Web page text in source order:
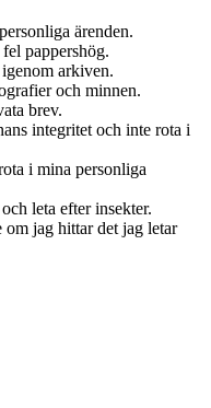
ärenden.
pappershög.
arkiven.
och minnen.
brev.
integritet och inte rota i
i mina personliga
leta efter insekter.
om jag hittar det jag letar